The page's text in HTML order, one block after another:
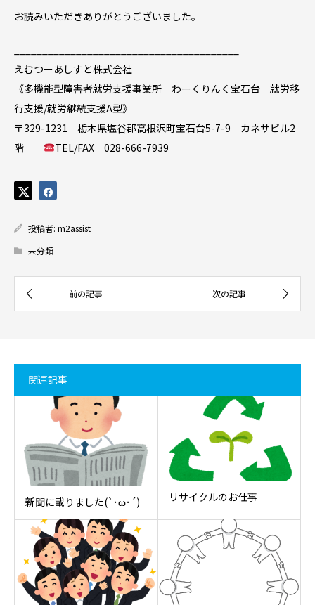
お読みいただきありがとうございました。
えむつーあしすと株式会社
《多機能型障害者就労支援事業所 わーくりんく宝石台 就労移
行支援/就労継続支援A型》
〒329-1231 栃木県塩谷郡高根沢町宝石台5-7-9 カネサビル2
階
TEL/FAX 028-666-7939
投稿者: m2assist
未分類
関連記事
新聞に載りました(`･ω･´) リサイクルのお仕事